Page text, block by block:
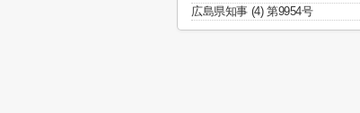
広島県知事 (4) 第9954号